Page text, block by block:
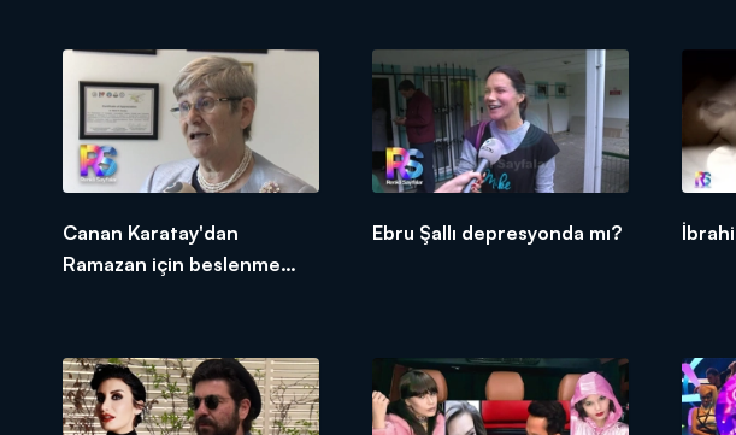
Canan Karatay'dan
Ramazan için beslenme
Ebru Şallı depresyonda mı?